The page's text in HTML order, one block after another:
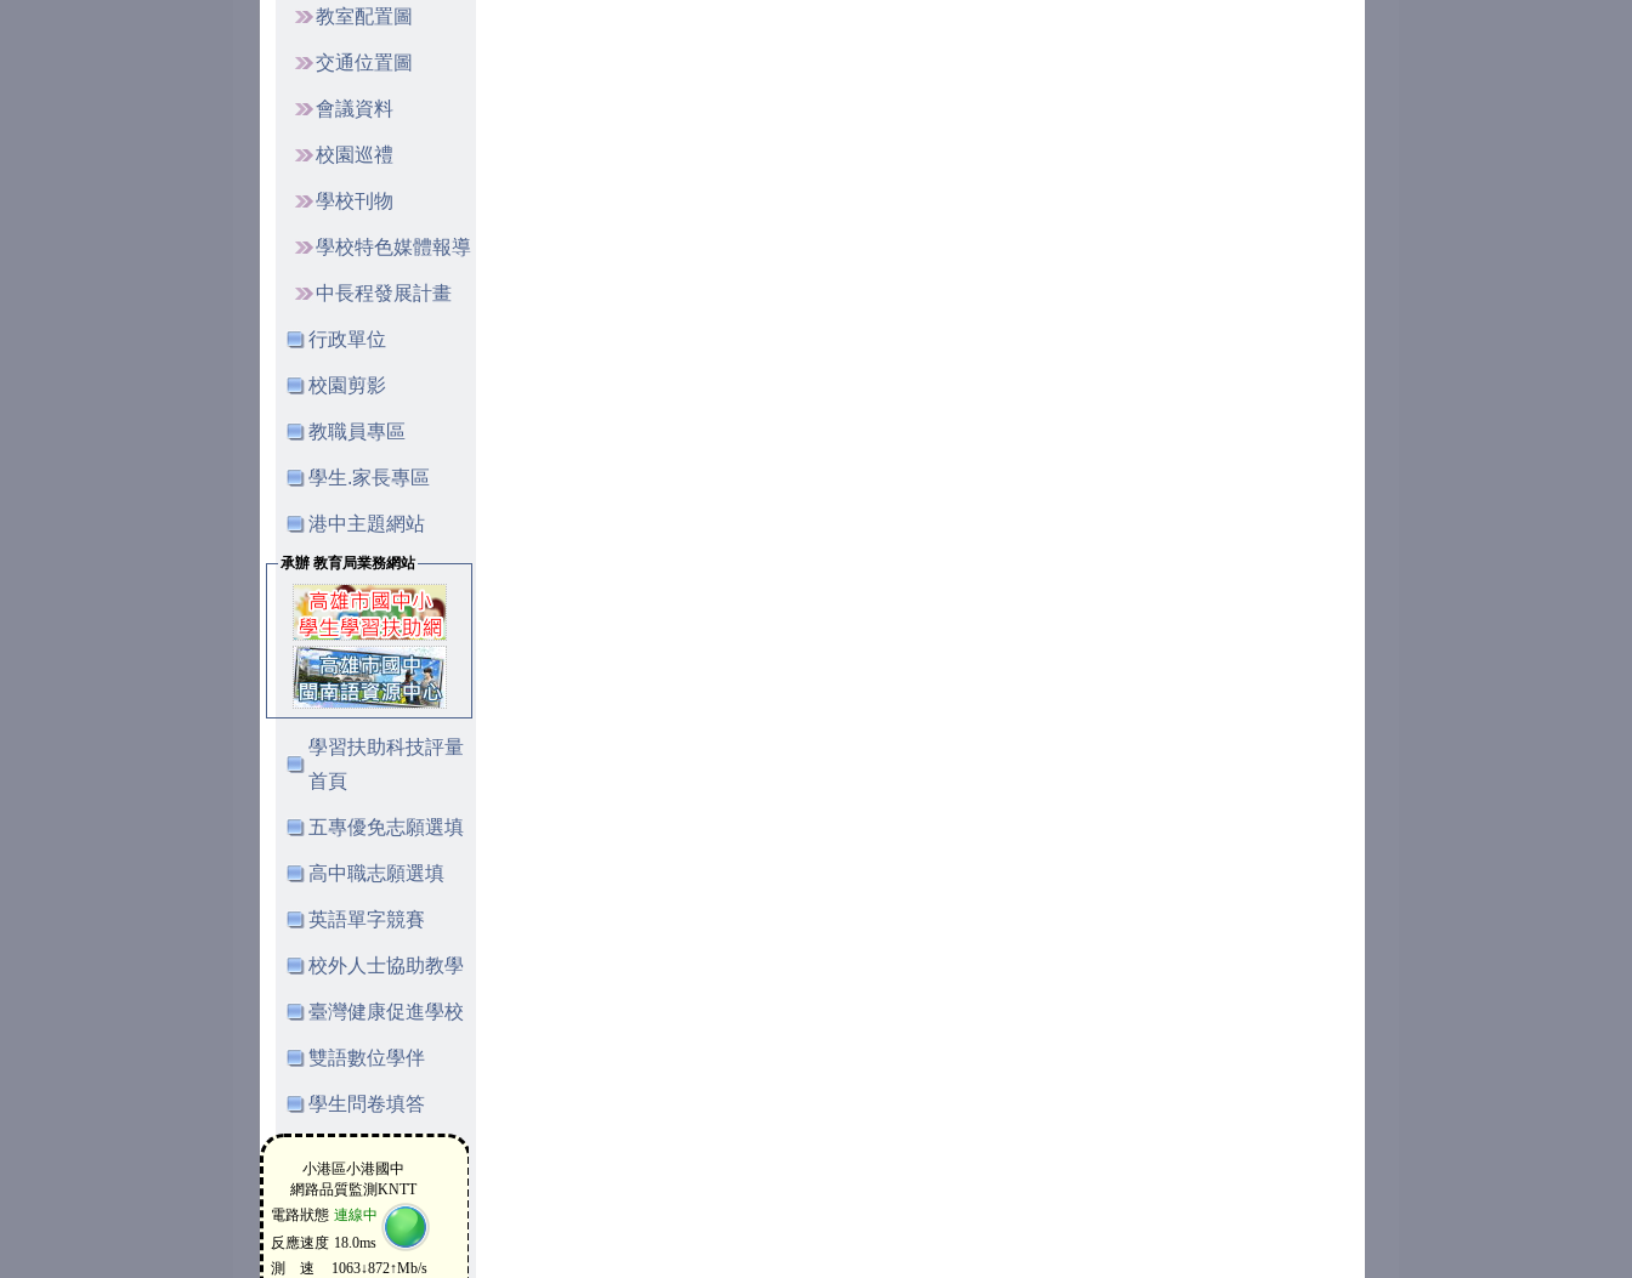
教室配置圖
交通位置圖
會議資料
校園巡禮
學校刊物
學校特色媒體報導
中長程發展計畫
行政單位
校園剪影
教職員專區
學生.家長專區
港中主題網站
承辦 教育局業務網站
學習扶助科技評量
首頁
五專優免志願選填
高中職志願選填
英語單字競賽
校外人士協助教學
臺灣健康促進學校
雙語數位學伴
學生問卷填答